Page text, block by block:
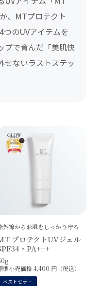
、MTプロテクト
つのUVアイテムを
プで育んだ「美肌快
せないラストステッ
外線からお肌をしっかり守る
プロテクトUVジェル
・PA+++
準小売価格 4,400 円（税込）
ベストセラー